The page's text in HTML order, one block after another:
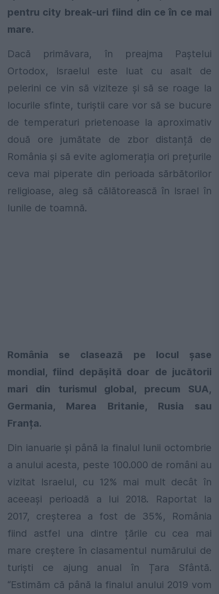
pentru city break-uri fiind din ce în ce mai
mare.
Dacă primăvara, în preajma Paștelui
Ortodox, Israelul este luat cu asalt de
pelerini ce vin să viziteze și să se roage la
locurile sfinte, turiștii care vor să se bucure
de temperaturi prietenoase la aproximativ
două ore jumătate
de zbor distanță de
România și să evite aglomerația ori prețurile
ceva mai piperate din perioada sărbătorilor
religioase, aleg să călătorească în Israel în
lunile de toamnă.
România se clasează pe locul șase
mondial, fiind depășită doar de jucătorii
mari din turismul global, precum SUA,
Germania, Marea Britanie, Rusia sau
Franța.
Din ianuarie și până la finalul lunii octombrie
a anului acesta, peste 100.000 de români au
vizitat Israelul, cu 12% mai mult decât în
aceeași perioadă a lui 2018. Raportat la
2017, creșterea a fost de 35%, România
fiind astfel una dintre țările cu cea mai
mare creștere în clasamentul numărului de
turiști ce ajung anual în Țara Sfântă.
“Estimăm că până la finalul anului 2019 vom